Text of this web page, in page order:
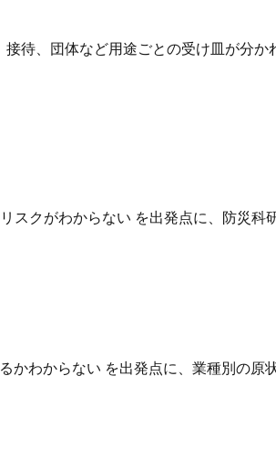
待、団体など用途ごとの受け皿が分
スクがわからない を出発点に、防災
かわからない を出発点に、業種別の